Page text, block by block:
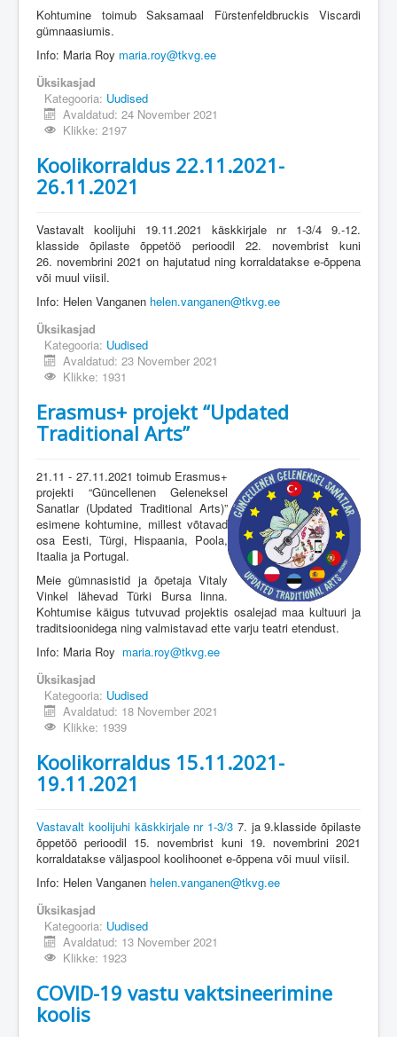
Kohtumine toimub Saksamaal Fürstenfeldbruckis Viscardi
gümnaasiumis.
Info: Maria Roy maria.roy@tkvg.ee
Üksikasjad
Kategooria: Uudised
Avaldatud: 24 November 2021
Klikke: 2197
Koolikorraldus 22.11.2021-
26.11.2021
Vastavalt koolijuhi 19.11.2021 käskkirjale nr 1-3/4 9.-12.
klasside õpilaste õppetöö perioodil 22. novembrist kuni
26. novembrini 2021 on hajutatud ning korraldatakse e-õppena
või muul viisil.
Info: Helen Vanganen helen.vanganen@tkvg.ee
Üksikasjad
Kategooria: Uudised
Avaldatud: 23 November 2021
Klikke: 1931
Erasmus+ projekt “Updated
Traditional Arts”
21.11 - 27.11.2021 toimub Erasmus+
projekti “Güncellenen Geleneksel
Sanatlar (Updated Traditional Arts)”
esimene kohtumine, millest võtavad
osa Eesti, Türgi, Hispaania, Poola,
Itaalia ja Portugal.
Meie gümnasistid ja õpetaja Vitaly
Vinkel lähevad Türki Bursa linna.
Kohtumise käigus tutvuvad projektis osalejad maa kultuuri ja
traditsioonidega ning valmistavad ette varju teatri etendust.
Info: Maria Roy maria.roy@tkvg.ee
Üksikasjad
Kategooria: Uudised
Avaldatud: 18 November 2021
Klikke: 1939
Koolikorraldus 15.11.2021-
19.11.2021
Vastavalt koolijuhi käskkirjale nr 1-3/3 7. ja 9.klasside õpilaste
õppetöö perioodil 15. novembrist kuni 19. novembrini 2021
korraldatakse väljaspool koolihoonet e-õppena või muul viisil.
Info: Helen Vanganen helen.vanganen@tkvg.ee
Üksikasjad
Kategooria: Uudised
Avaldatud: 13 November 2021
Klikke: 1923
COVID-19 vastu vaktsineerimine
koolis